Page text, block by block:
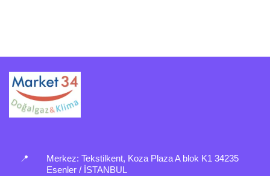
📍 Merkez: Tekstilkent, Koza Plaza A blok K1 34235
Esenler / İSTANBUL